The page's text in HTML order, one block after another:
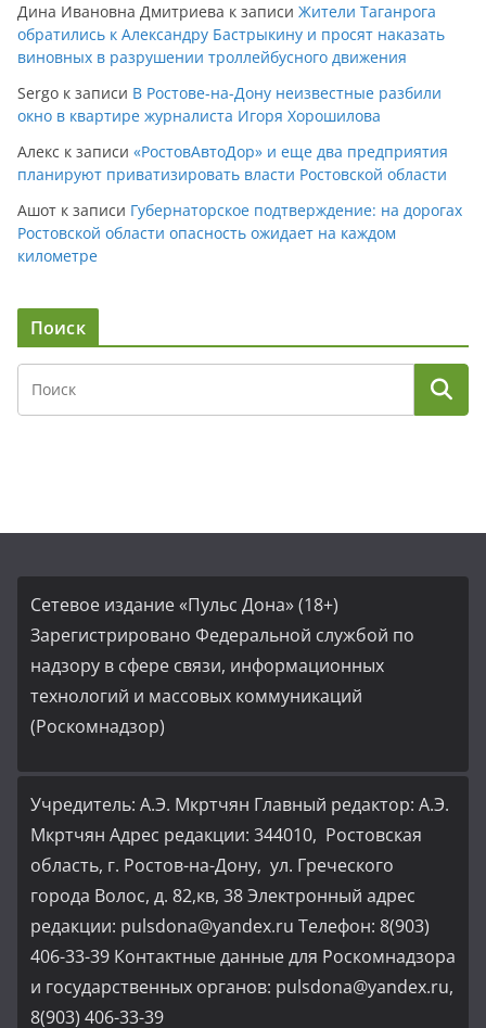
Дина Ивановна Дмитриева к записи Жители Таганрога
обратились к Александру Бастрыкину и просят наказать
виновных в разрушении троллейбусного движения
Sergo к записи В Ростове-на-Дону неизвестные разбили
окно в квартире журналиста Игоря Хорошилова
Алекс к записи «РостовАвтоДор» и еще два предприятия
планируют приватизировать власти Ростовской области
Ашот к записи Губернаторское подтверждение: на дорогах
Ростовской области опасность ожидает на каждом
километре
Поиск
Сетевое издание «Пульс Дона» (18+)
Зарегистрировано Федеральной службой по
надзору в сфере связи, информационных
технологий и массовых коммуникаций
(Роскомнадзор)
Учредитель: А.Э. Мкртчян Главный редактор: А.Э.
Мкртчян Адрес редакции: 344010, Ростовская
область, г. Ростов-на-Дону, ул. Греческого
города Волос, д. 82,кв, 38 Электронный адрес
редакции: pulsdona@yandex.ru Телефон: 8(903)
406-33-39 Контактные данные для Роскомнадзора
и государственных органов: pulsdona@yandex.ru,
8(903) 406-33-39